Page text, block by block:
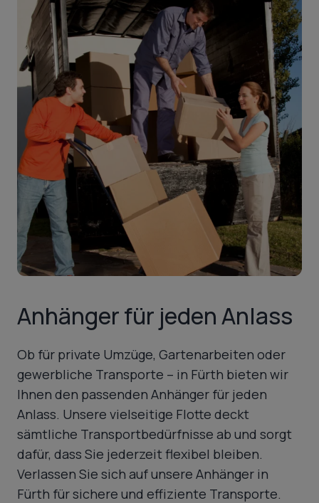
Anhänger für jeden Anlass
Ob für private Umzüge, Gartenarbeiten oder
gewerbliche Transporte – in Fürth bieten wir
Ihnen den passenden Anhänger für jeden
Anlass. Unsere vielseitige Flotte deckt
sämtliche Transportbedürfnisse ab und sorgt
dafür, dass Sie jederzeit flexibel bleiben.
Verlassen Sie sich auf unsere Anhänger in
Fürth für sichere und effiziente Transporte.